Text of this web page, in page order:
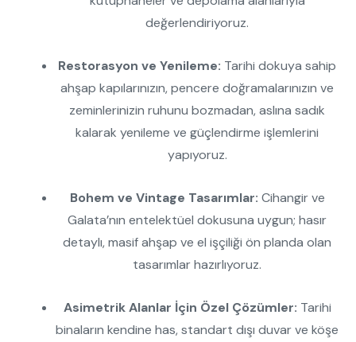
değerlendiriyoruz.
Restorasyon ve Yenileme: Tarihi dokuya sahip
ahşap kapılarınızın, pencere doğramalarınızın ve
zeminlerinizin ruhunu bozmadan, aslına sadık
kalarak yenileme ve güçlendirme işlemlerini
yapıyoruz.
Bohem ve Vintage Tasarımlar: Cihangir ve
Galata’nın entelektüel dokusuna uygun; hasır
detaylı, masif ahşap ve el işçiliği ön planda olan
tasarımlar hazırlıyoruz.
Asimetrik Alanlar İçin Özel Çözümler: Tarihi
binaların kendine has, standart dışı duvar ve köşe